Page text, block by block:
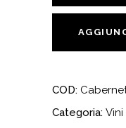
-
COD:
Categoria: